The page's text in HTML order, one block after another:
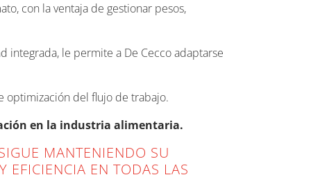
con la ventaja de gestionar pesos,
integrada, le permite a De Cecco adaptarse
optimización del flujo de trabajo.
en la industria alimentaria.
MANTENIENDO SU
EFICIENCIA EN TODAS LAS